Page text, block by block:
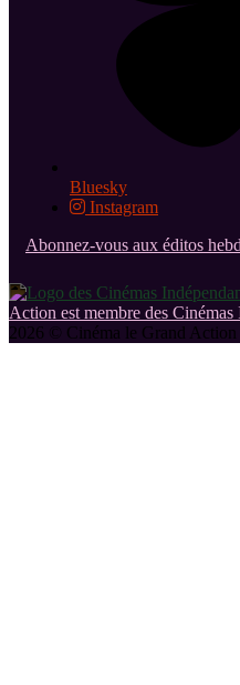
Bluesky
Instagram
Abonnez-vous aux éditos
Action est membre des Cinémas
2026 © Cinéma le Grand Action